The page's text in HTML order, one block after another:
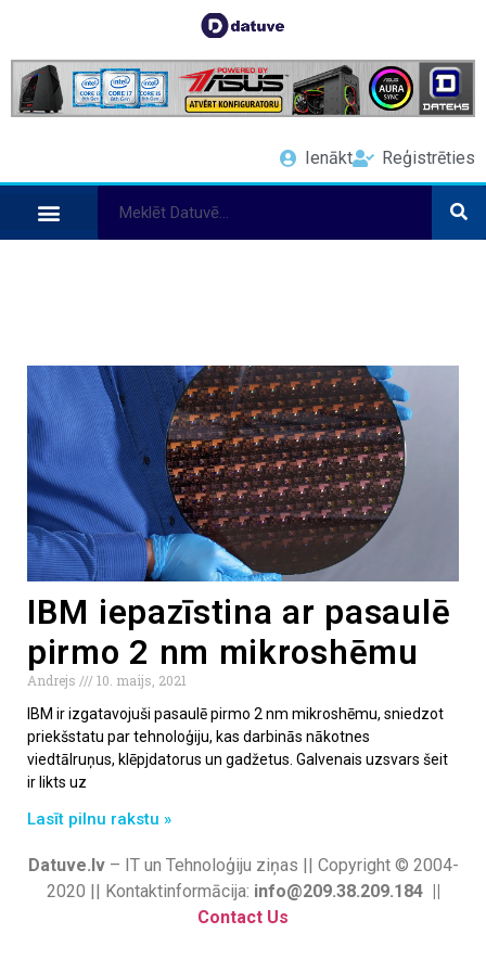
Ienākt Reģistrēties
IBM iepazīstina ar pasaulē
pirmo 2 nm mikroshēmu
Andrejs
10. maijs, 2021
IBM ir izgatavojuši pasaulē pirmo 2 nm mikroshēmu, sniedzot
priekšstatu par tehnoloģiju, kas darbinās nākotnes
viedtālruņus, klēpjdatorus un gadžetus. Galvenais uzsvars šeit
ir likts uz
Lasīt pilnu rakstu »
Datuve.lv– IT un Tehnoloģiju ziņas || Copyright © 2004-
2020 || Kontaktinformācija: info@209.38.209.184 ||
Contact Us